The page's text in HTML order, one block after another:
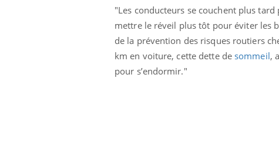
"Les conducteurs se couchent plus
mettre le réveil plus tôt pour éviter les
de la prévention des risques routiers
km en voiture, cette dette de sommeil,
pour s’endormir."